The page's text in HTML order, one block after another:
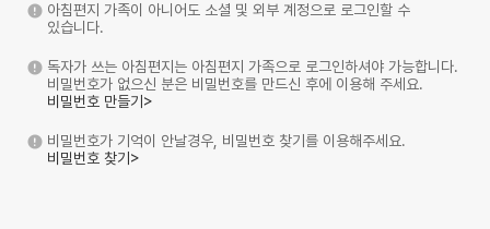
아침편지 가족이 아니어도 소셜 및 외부 계정으로 로그인할 수
있습니다.
독자가 쓰는 아침편지는 아침편지 가족으로 로그인하셔야 가능합니다.
비밀번호가 없으신 분은 비밀번호를 만드신 후에 이용해 주세요.
비밀번호 만들기>
비밀번호가 기억이 안날경우, 비밀번호 찾기를 이용해주세요.
비밀번호 찾기>